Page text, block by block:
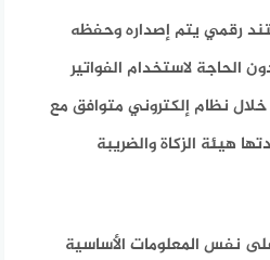
رقمي يتم إصداره وحفظه
الحاجة لاستخدام الفواتير
خلال نظام إلكتروني متوافق مع
هيئة الزكاة والضريبة
على نفس المعلومات الأساسية